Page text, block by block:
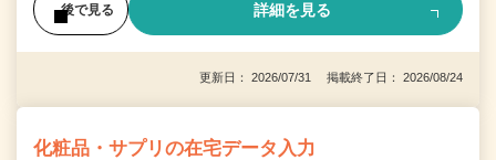
後で見る 詳細を見る
更新日： 2026/07/31 掲載終了日： 2026/08/24
化粧品・サプリの在宅データ入力